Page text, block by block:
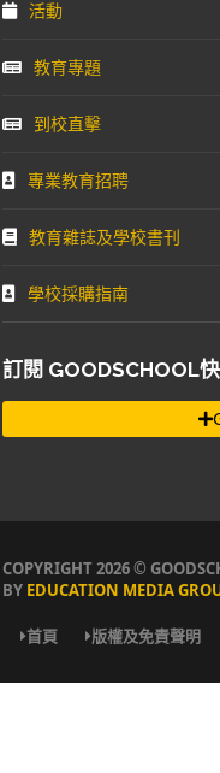
活動
教育專題
到校直擊
專業教育招聘
教育雜誌及學校書刊
學校採購指南
訂閱 GOODSCHOOL
COPYRIGHT 2026 ©
BY EDUCATION MEDIA
首頁 版權及免責聲明